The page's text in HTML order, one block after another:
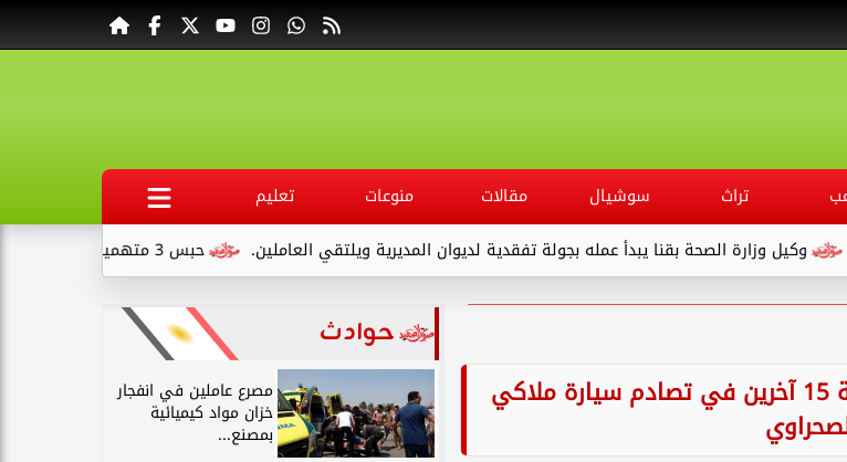
تراث سوشيال مقالات منوعات
تعليم
حبس 3 متهمين 15 يومًا علي ذمةالتحقيقات بتهمة التنقيب عن الآثار داخل...
الصحة بقنا يبدأ عمله بجولة تفقدية لديوان المديرية ويلتقي العاملين.
حادث مأساوي في الأقصر.. مصرع 5 أشخاص وإصابة 15 آخرين في تصادم سيارة ملاكي
حوادث
مصرع عاملين في انفجار
خزان مواد كيميائية
بمصنع...